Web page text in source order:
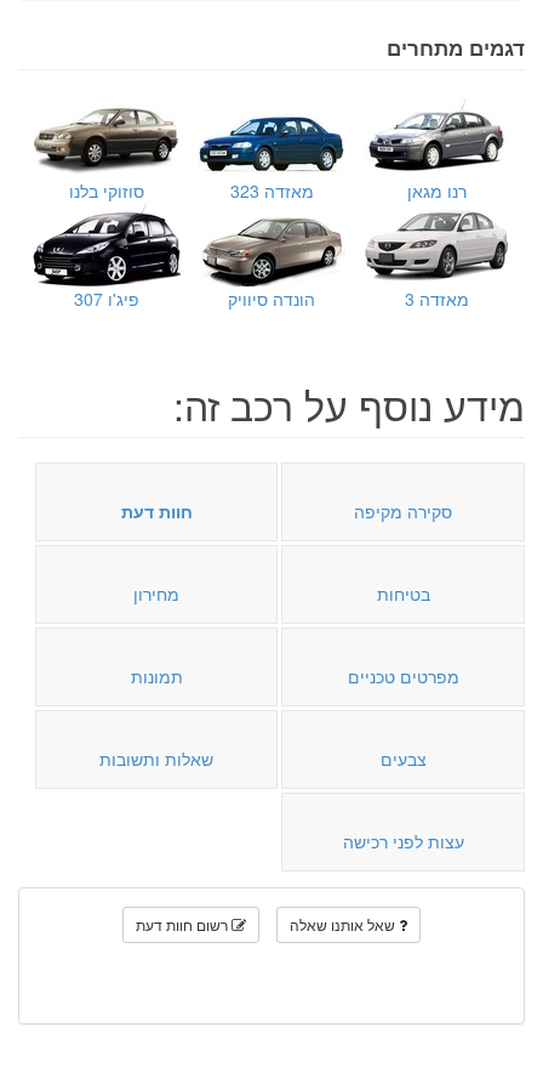
דגמים מתחרים
רנו מגאן מאזדה 323 סוזוקי בלנו
מאזדה 3 הונדה סיוויק פיג'ו 307
מידע נוסף על רכב זה:
סקירה מקיפה חוות דעת
בטיחות מחירון
מפרטים טכניים תמונות
צבעים שאלות ותשובות
עצות לפני רכישה
שאל אותנו שאלה רשום חוות דעת